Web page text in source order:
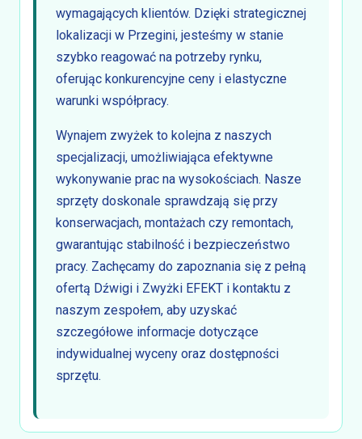
wymagających klientów. Dzięki strategicznej
lokalizacji w Przegini, jesteśmy w stanie
szybko reagować na potrzeby rynku,
oferując konkurencyjne ceny i elastyczne
warunki współpracy.
Wynajem zwyżek to kolejna z naszych
specjalizacji, umożliwiająca efektywne
wykonywanie prac na wysokościach. Nasze
sprzęty doskonale sprawdzają się przy
konserwacjach, montażach czy remontach,
gwarantując stabilność i bezpieczeństwo
pracy. Zachęcamy do zapoznania się z pełną
ofertą Dźwigi i Zwyżki EFEKT i kontaktu z
naszym zespołem, aby uzyskać
szczegółowe informacje dotyczące
indywidualnej wyceny oraz dostępności
sprzętu.